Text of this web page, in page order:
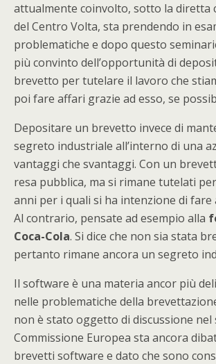
attualmente coinvolto, sotto la diretta
del Centro Volta, sta prendendo in
problematiche e dopo questo
più convinto dell’opportunità di
brevetto per tutelare il lavoro che
poi fare affari grazie ad esso, se
Depositare un brevetto invece di
segreto industriale all’interno di una
vantaggi che svantaggi. Con un
resa pubblica, ma si rimane tutelati
anni per i quali si ha intenzione di fare
Al contrario, pensate ad esempio alla
Coca-Cola. Si dice che non sia stata
pertanto rimane ancora un segreto
Il software è una materia ancor più
nelle problematiche della
non è stato oggetto di discussione nel
Commissione Europea sta ancora
brevetti software e dato che sono